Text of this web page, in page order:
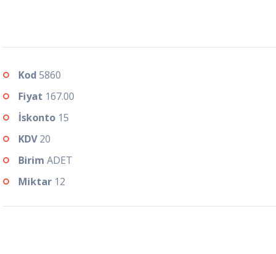
Kod 5860
Fiyat 167.00
İskonto 15
KDV20
Birim ADET
Miktar 12